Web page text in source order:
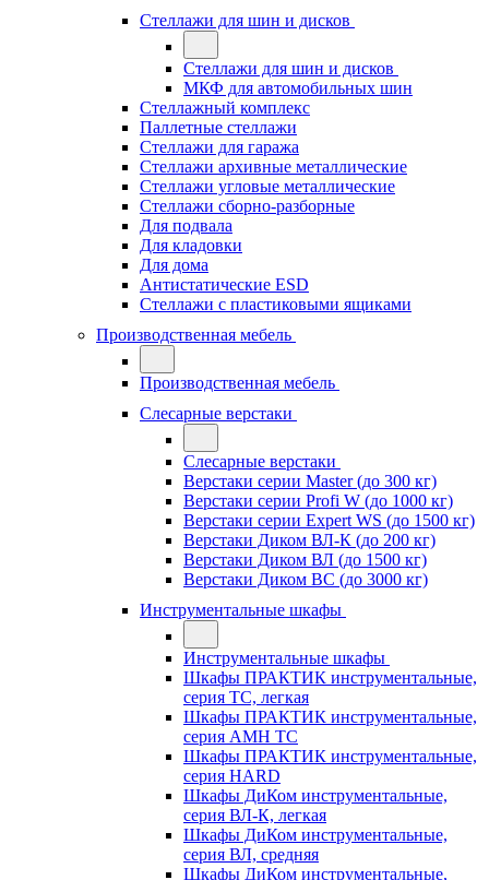
Стеллажи для шин и дисков
Стеллажи для шин и дисков
МКФ для автомобильных шин
Стеллажный комплекс
Паллетные стеллажи
Стеллажи для гаража
Стеллажи архивные металлические
Стеллажи угловые металлические
Стеллажи сборно-разборные
Для подвала
Для кладовки
Для дома
Антистатические ESD
Стеллажи с пластиковыми ящиками
Производственная мебель
Производственная мебель
Слесарные верстаки
Слесарные верстаки
Верстаки серии Master (до 300 кг)
Верстаки серии Profi W (до 1000 кг)
Верстаки серии Expert WS (до 1500 кг)
Верстаки Диком ВЛ-К (до 200 кг)
Верстаки Диком ВЛ (до 1500 кг)
Верстаки Диком ВС (до 3000 кг)
Инструментальные шкафы
Инструментальные шкафы
Шкафы ПРАКТИК инструментальные,
серия TC, легкая
Шкафы ПРАКТИК инструментальные,
серия AMH TC
Шкафы ПРАКТИК инструментальные,
серия HARD
Шкафы ДиКом инструментальные,
cерия ВЛ-К, легкая
Шкафы ДиКом инструментальные,
серия ВЛ, средняя
Шкафы ДиКом инструментальные,